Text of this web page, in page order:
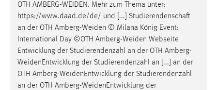
OTH AMBERG-WEIDEN. Mehr zum Thema unter:
https://www.daad.de/de/ und [...] Studierendenschaft
an der OTH Amberg-Weiden © Milana König Event:
International Day ©OTH Amberg-Weiden Webseite
Entwicklung der Studierendenzahl an der OTH Amberg-
WeidenEntwicklung der Studierendenzahl an [...] an der
OTH Amberg-WeidenEntwicklung der Studierendenzahl
an der OTH Amberg-WeidenEntwicklung der